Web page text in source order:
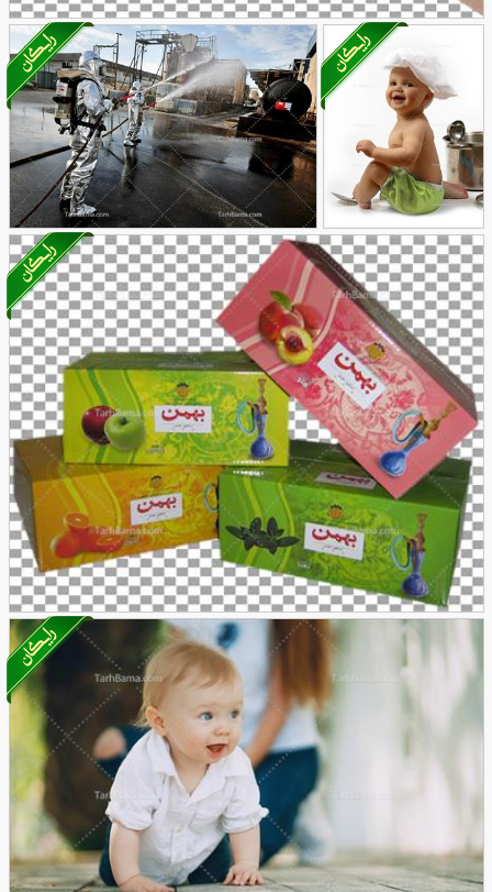
تصویر با کیفیت کاغذ گرفته شده در دست بدون پس
زمینه
62
تصویر با کیفیت
کودک سرآشپز
29
تصویر با کیفیت ضد عفونی خیابان
ها
9
تصویر با کیفیت اسانس های قلیان